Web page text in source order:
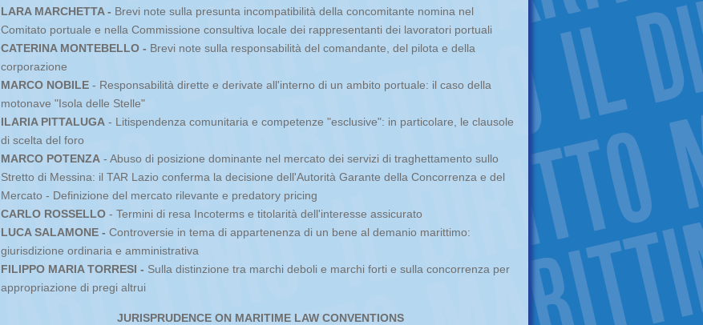
LARA MARCHETTA - Brevi note sulla presunta incompatibilità della concomitante nomina nel
Comitato portuale e nella Commissione consultiva locale dei rappresentanti dei lavoratori portuali
CATERINA MONTEBELLO - Brevi note sulla responsabilità del comandante, del pilota e della
corporazione
MARCO NOBILE - Responsabilità dirette e derivate all'interno di un ambito portuale: il caso della
motonave "Isola delle Stelle"
ILARIA PITTALUGA - Litispendenza comunitaria e competenze "esclusive": in particolare, le clausole
di scelta del foro
MARCO POTENZA - Abuso di posizione dominante nel mercato dei servizi di traghettamento sullo
Stretto di Messina: il TAR Lazio conferma la decisione dell'Autorità Garante della Concorrenza e del
Mercato - Definizione del mercato rilevante e predatory pricing
CARLO ROSSELLO - Termini di resa Incoterms e titolarità dell'interesse assicurato
LUCA SALAMONE - Controversie in tema di appartenenza di un bene al demanio marittimo:
giurisdizione ordinaria e amministrativa
FILIPPO MARIA TORRESI - Sulla distinzione tra marchi deboli e marchi forti e sulla concorrenza per
appropriazione di pregi altrui
JURISPRUDENCE ON MARITIME LAW CONVENTIONS